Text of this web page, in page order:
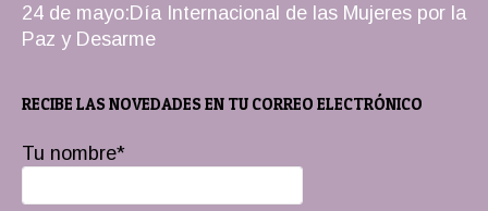
24 de mayo:Día Internacional de las Mujeres por la
Paz y Desarme
RECIBE LAS NOVEDADES EN TU CORREO ELECTRÓNICO
Tu nombre*